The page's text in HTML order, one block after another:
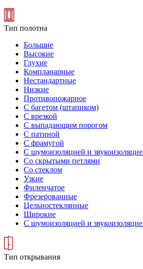
Тип полотна
Большие
Высокие
Глухие
Компланарные
Нестандартные
Низкие
Противопожарное
С багетом (штапиком)
С врезкой
С выпадающим порогом
С патиной
С фрамугой
С шумоизоляцией и
Со скрытыми петлями
Со стеклом
Узкие
Филенчатое
Фрезерованные
Цельностеклянные
Широкие
С шумоизоляцией и
Тип открывания